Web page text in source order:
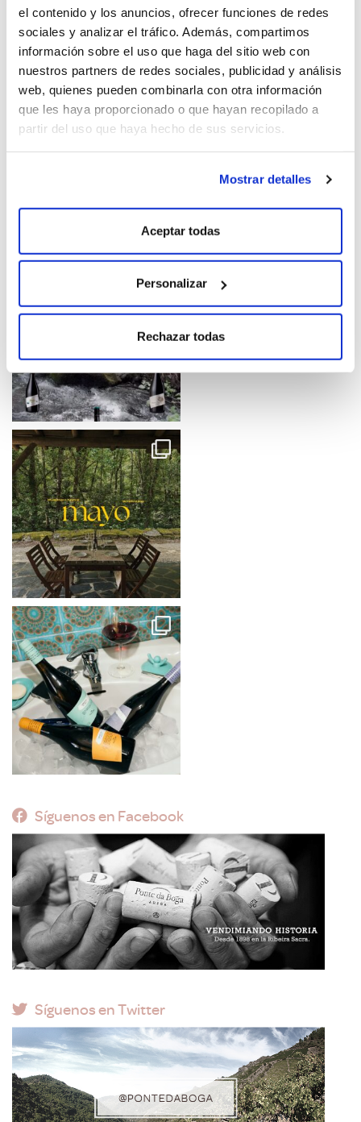
el contenido y los anuncios, ofrecer funciones de redes
sociales y analizar el tráfico. Además, compartimos
información sobre el uso que haga del sitio web con
nuestros partners de redes sociales, publicidad y análisis
web, quienes pueden combinarla con otra información
que les haya proporcionado o que hayan recopilado a
partir del uso que haya hecho de sus servicios.
Mostrar detalles
Aceptar todas
Personalizar
Rechazar todas
Síguenos en Instagram
Síguenos en Facebook
Síguenos en Twitter